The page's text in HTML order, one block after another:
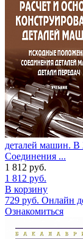
деталей машин. В
Соединения ...
1 812 руб.
1 812 руб.
В корзину
729 руб. Онлайн
Ознакомиться